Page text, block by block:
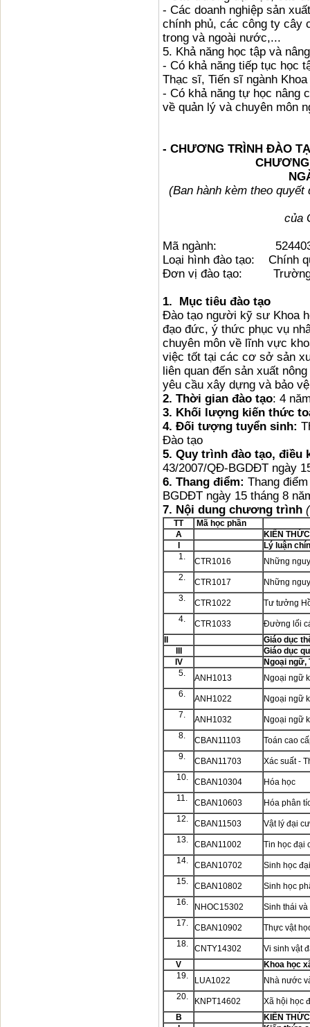
- Các doanh nghiệp sản
chính phủ, các công ty cây
trong và ngoài nước,...
5. Khả năng học tập và
- Có khả năng tiếp tục học
Thạc sĩ, Tiến sĩ ngành
- Có khả năng tự học nâng
về quản lý và chuyên môn
- CHƯƠNG TRÌNH ĐÀO
(Ban hành kèm theo
của
Mã ngành:
Loại hình đào tạo: Chính
Đơn vị đào tạo: Trường
1. Mục tiêu đào tạo
Ðào tạo người kỹ sư Khoa
đạo đức, ý thức phục vụ
chuyên môn về lĩnh vực
việc tốt tại các cơ sở sản
liên quan đến sản xuất
yêu cầu xây dựng và bảo
2. Thời gian đào tạo: 4
3. Khối lượng kiến thức
4. Đối tượng tuyển sinh:
Đào tạo
5. Quy trình đào tạo, điều
43/2007/QĐ-BGDĐT ngày
6. Thang điểm: Thang
BGDĐT ngày 15 tháng 8
7. Nội dung chương trình
TT
Mã học phần
A
KIẾN
Lý luận
1.
CTR1016
Những
2.
CTR1017
Những
3.
CTR1022
Tư tưởng
4.
CTR1033
Đường lối
Giáo dục
Giáo dục
IV
Ngoại ngữ,
5.
ANH1013
Ngoại ngữ
6.
ANH1022
Ngoại ngữ
7.
ANH1032
Ngoại ngữ
8.
CBAN11103
Toán cao
9.
CBAN11703
Xác suất -
10.
CBAN10304
Hóa học
11.
CBAN10603
Hóa phân
12.
CBAN11503
Vật lý đại
13.
CBAN11002
Tin học đại
14.
CBAN10702
Sinh học
15.
CBAN10802
Sinh học
16.
NHOC15302
Sinh thái
17.
CBAN10902
Thực vật
18.
CNTY14302
Vi sinh vật
V
Khoa học
19.
LUA1022
Nhà nước
20.
KNPT14602
Xã hội học
B
KIẾN